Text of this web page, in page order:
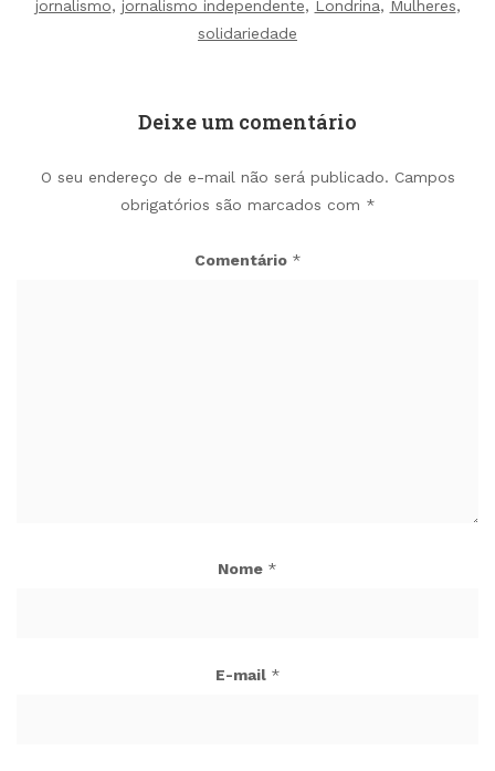
jornalismo, jornalismo independente, Londrina, Mulheres,
solidariedade
Deixe um comentário
O seu endereço de e-mail não será publicado. Campos
obrigatórios são marcados com *
Comentário *
Nome *
E-mail *